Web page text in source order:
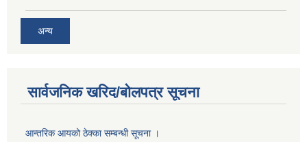
अन्य
सार्वजनिक खरिद/बोलपत्र सूचना
आन्तरिक आयको ठेक्का सम्बन्धी सूचना ।